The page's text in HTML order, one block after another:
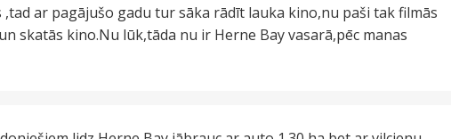
ar pagājušo gadu tur sāka rādīt lauka kino,nu paši tak filmās
skatās kino.Nu lūk,tāda nu ir Herne Bay vasarā,pēc manas